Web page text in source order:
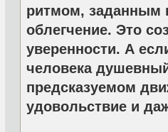
ритмом, заданным
облегчение. Это
уверенности. А
человека
предсказуемом
удовольствие и